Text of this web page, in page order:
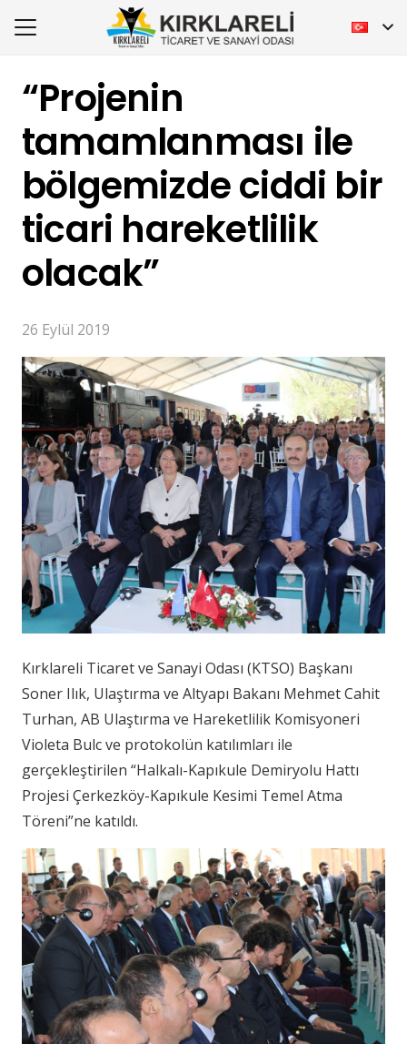
“Projenin
tamamlanması ile
bölgemizde ciddi bir
ticari hareketlilik
olacak”
26 Eylül 2019
Kırklareli Ticaret ve Sanayi Odası (KTSO) Başkanı
Soner Ilık, Ulaştırma ve Altyapı Bakanı Mehmet Cahit
Turhan, AB Ulaştırma ve Hareketlilik Komisyoneri
Violeta Bulc ve protokolün katılımları ile
gerçekleştirilen “Halkalı-Kapıkule Demiryolu Hattı
Projesi Çerkezköy-Kapıkule Kesimi Temel Atma
Töreni”ne katıldı.